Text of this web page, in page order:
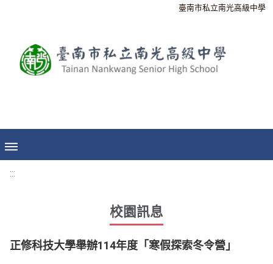
臺南市私立南光高級中學
:::
校園訊息
正修科技大學舉辦114年度「寒假探索冬令營」